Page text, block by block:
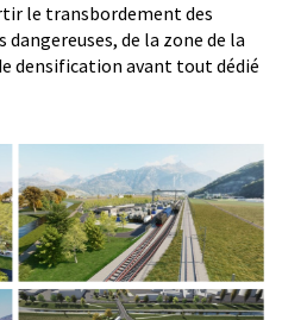
le transbordement des
de la zone de la
densification avant tout dédié